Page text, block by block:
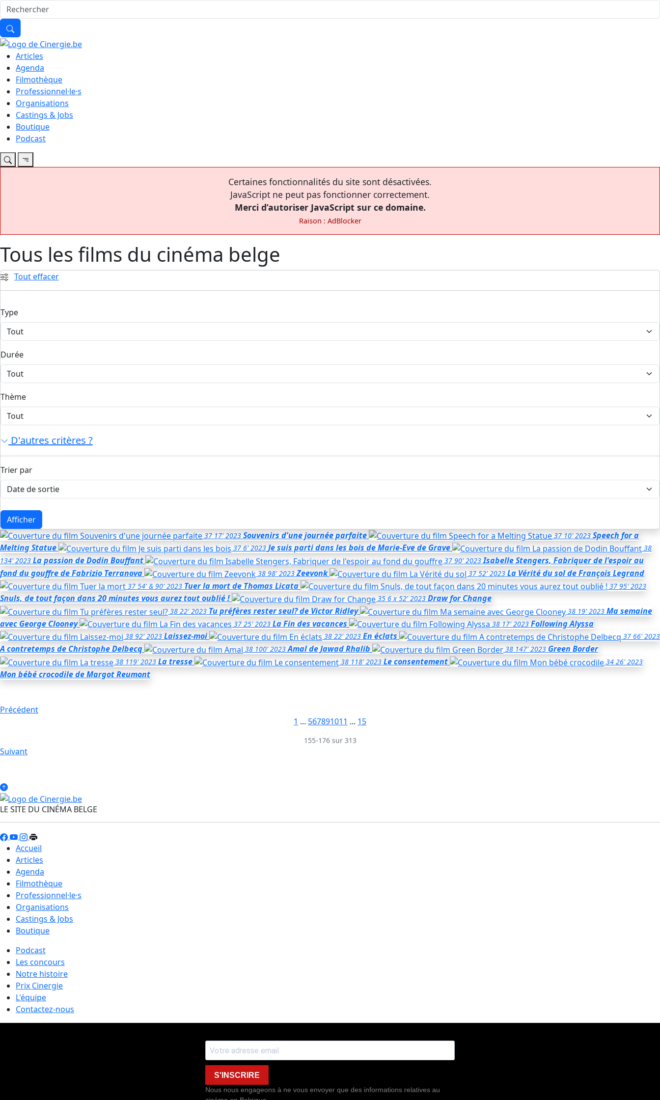
Articles
Agenda
Filmothèque
Professionnel·le·s
Organisations
Castings & Jobs
Boutique
Podcast
Certaines fonctionnalités du site sont désactivées.
JavaScript ne peut pas fonctionner correctement.
Merci d’autoriser JavaScript sur ce domaine.
Raison : AdBlocker
Tous les films du cinéma belge
Tout effacer
Type
Durée
Thème
D'autres critères ?
Trier par
Afficher
37 17' 2023 Souvenirs d'une journée parfaite 37 10' 2023 Speech for a
Melting Statue
37 6' 2023 Je suis parti dans les boisde Marie-Eve de Grave
38
134' 2023 La passion de Dodin Bouffant 37 90' 2023 Isabelle Stengers, Fabriquer de l'espoir au
fond du gouffrede Fabrizio Terranova 38 98' 2023 Zeevonk 37 52' 2023 La Vérité du solde François Legrand
37 54' & 90' 2023 Tuer la mortde Thomas Licata 37 95' 2023
Snuls, de tout façon dans 20 minutes vous aurez tout oublié ! 35 6 x 52' 2023 Draw for Change
38 22' 2023 Tu préfères rester seul?de Victor Ridley 38 19' 2023 Ma semaine
avec George Clooney
37 25' 2023 La Fin des vacances 38 17' 2023 Following Alyssa
38 92' 2023 Laissez-moi 38 22' 2023 En éclats 37 66' 2023
A contretemps de Christophe Delbecq 38 100' 2023 Amalde Jawad Rhalib 38 147' 2023 Green Border
38 119' 2023 La tresse 38 118' 2023 Le consentement 34 26' 2023
Mon bébé crocodilede Margot Reumont
Précédent
1 ... 567891011 ... 15
155-176 sur 313
Suivant
LE SITE DU CINÉMA BELGE
Accueil
Articles
Agenda
Filmothèque
Professionnel·le·s
Organisations
Castings & Jobs
Boutique
Podcast
Les concours
Notre histoire
Prix Cinergie
L'équipe
Contactez-nous
S'INSCRIRE
Nous nous engageons à ne vous envoyer que des informations relatives au